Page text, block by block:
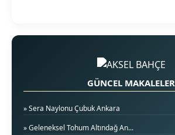
GÜNCEL MAKALELER
» Sera Naylonu Çubuk Ankara
» Geleneksel Tohum Altındağ An...